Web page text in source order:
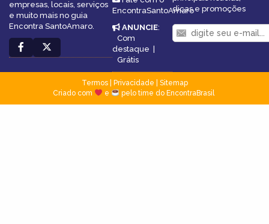
empresas, locais, serviços
e muito mais no guia
Encontra SantoAmaro.
EncontraSantoAmaro
ANUNCIE:
Com
destaque
Grátis
dicas e promoções
Termos| Privacidade
Sitemap
Criado com
e pelo time do EncontraBrasil